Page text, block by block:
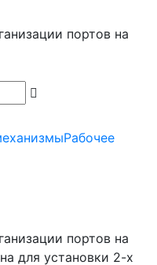
портов на
Рабочее
портов на
для установки 2-х